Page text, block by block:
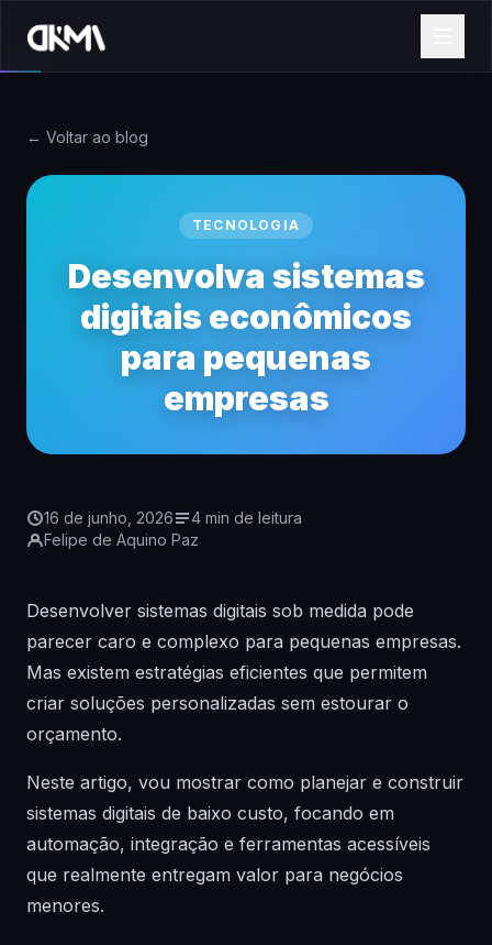
← Voltar ao blog
TECNOLOGIA
Desenvolva sistemas
digitais econômicos
para pequenas
empresas
16 de junho, 2026
4 min de leitura
Felipe de Aquino Paz
Desenvolver sistemas digitais sob medida pode
parecer caro e complexo para pequenas empresas.
Mas existem estratégias eficientes que permitem
criar soluções personalizadas sem estourar o
orçamento.
Neste artigo, vou mostrar como planejar e construir
sistemas digitais de baixo custo, focando em
automação, integração e ferramentas acessíveis
que realmente entregam valor para negócios
menores.